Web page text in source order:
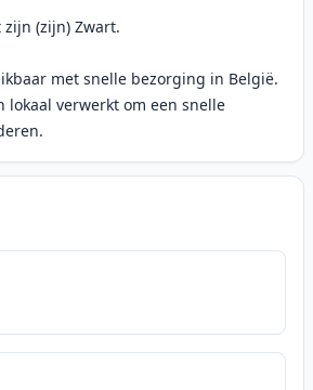
(zijn) Zwart.
met snelle bezorging in België.
lokaal verwerkt om een snelle